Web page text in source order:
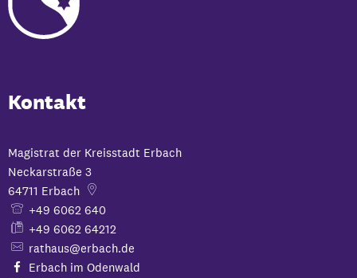
Kontakt
Magistrat der Kreisstadt Erbach
Neckarstraße 3
64711 Erbach
+49 6062 640
+49 6062 64212
rathaus@erbach.de
Erbach im Odenwald